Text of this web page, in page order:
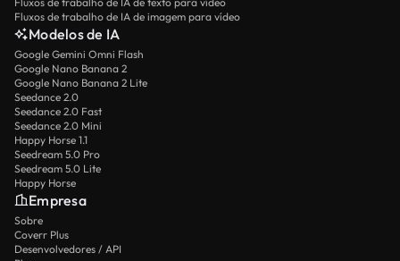
Fluxos de trabalho de IA de imagem para vídeo
Modelos de IA
Google Gemini Omni Flash
Google Nano Banana 2
Google Nano Banana 2 Lite
Seedance 2.0
Seedance 2.0 Fast
Seedance 2.0 Mini
Happy Horse 1.1
Seedream 5.0 Pro
Seedream 5.0 Lite
Happy Horse
Empresa
Sobre
Coverr Plus
Desenvolvedores / API